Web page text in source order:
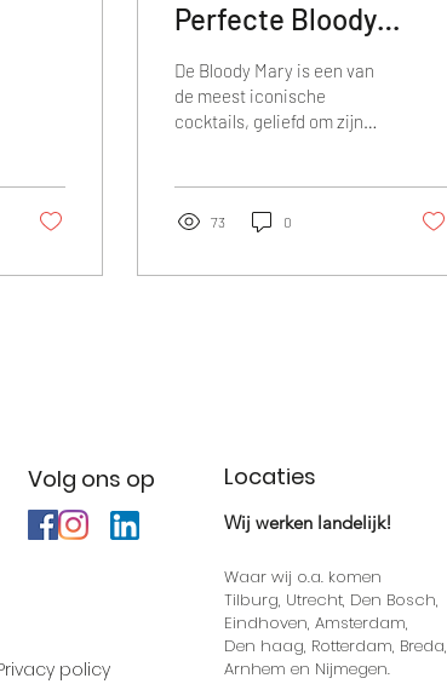
Perfecte Bloody
Mary? 🍅🍹 Recept
en Geschiedenis
De Bloody Mary is een van
de meest iconische
cocktails, geliefd om zijn
73 0
Volg ons op Locaties
Wij werken landelijk!
Waar wij o.a. komen
Tilburg, Utrecht, Den Bosch,
Eindhoven, Amsterdam,
Den haag, Rotterdam, Breda,
Arnhem en Nijmegen.
policy